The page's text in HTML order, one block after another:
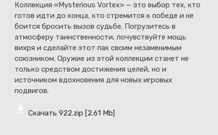
Коллекция «Mysterious Vortex» — это выбор тех, кто
готов идти до конца, кто стремится к победе и не
боится бросить вызов судьбе. Погрузитесь в
атмосферу таинственности, почувствуйте мощь
вихря и сделайте этот пак своим незаменимым
союзником. Оружие из этой коллекции станет не
только средством достижения целей, но и
источником вдохновения для новых игровых
подвигов.
Скачать 922.zip [2.61 Mb]